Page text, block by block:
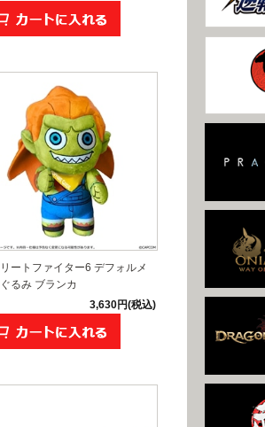
ートファイター6 デフォルメ
るみ ブランカ
3,630円(税込)